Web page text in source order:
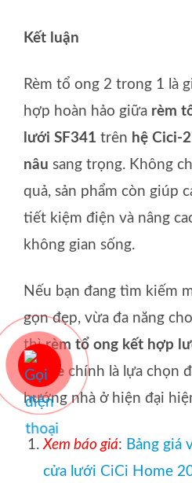
Kết luận
Rèm tổ ong 2 trong 1 là
hợp hoàn hảo giữa rèm
lưới SF341 trên hệ Cici-
nâu sang trọng. Không
quả, sản phẩm còn giúp
tiết kiệm điện và nâng
không gian sống.
Nếu bạn đang tìm kiếm
gọn đẹp, vừa đa năng
thìrèm tổ ong kết hợp
Home chính là lựa chọn
hướng nhà ở hiện đại
Xem báo giá: Bảng giá
cửa lưới CiCi Home